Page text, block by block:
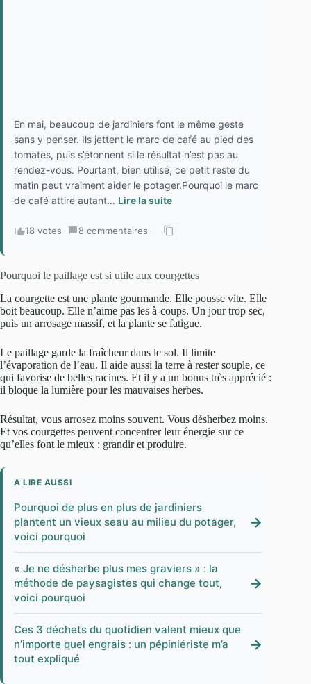
En mai, beaucoup de jardiniers font le même geste
sans y penser. Ils jettent le marc de café au pied des
tomates, puis s’étonnent si le résultat n’est pas au
rendez-vous. Pourtant, bien utilisé, ce petit reste du
matin peut vraiment aider le potager.Pourquoi le marc
de café attire autant... Lire la suite
18 votes · 8 commentaires ·
Pourquoi le paillage est si utile aux courgettes
La courgette est une plante gourmande. Elle pousse vite. Elle
boit beaucoup. Elle n’aime pas les à-coups. Un jour trop sec,
puis un arrosage massif, et la plante se fatigue.
Le paillage garde la fraîcheur dans le sol. Il limite
l’évaporation de l’eau. Il aide aussi la terre à rester souple, ce
qui favorise de belles racines. Et il y a un bonus très apprécié :
il bloque la lumière pour les mauvaises herbes.
Résultat, vous arrosez moins souvent. Vous désherbez moins.
Et vos courgettes peuvent concentrer leur énergie sur ce
qu’elles font le mieux : grandir et produire.
A LIRE AUSSI
Pourquoi de plus en plus de jardiniers
plantent un vieux seau au milieu du potager,
voici pourquoi
→
« Je ne désherbe plus mes graviers » : la
méthode de paysagistes qui change tout,
voici pourquoi
→
Ces 3 déchets du quotidien valent mieux que
n’importe quel engrais : un pépiniériste m’a
tout expliqué
→